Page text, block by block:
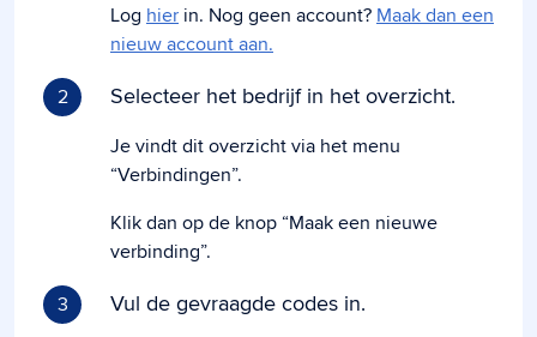
Log hier in. Nog geen account? Maak dan een
nieuw account aan.
2
Selecteer het bedrijf in het overzicht.
Je vindt dit overzicht via het menu
“Verbindingen”.
Klik dan op de knop “Maak een nieuwe
verbinding”.
3
Vul de gevraagde codes in.